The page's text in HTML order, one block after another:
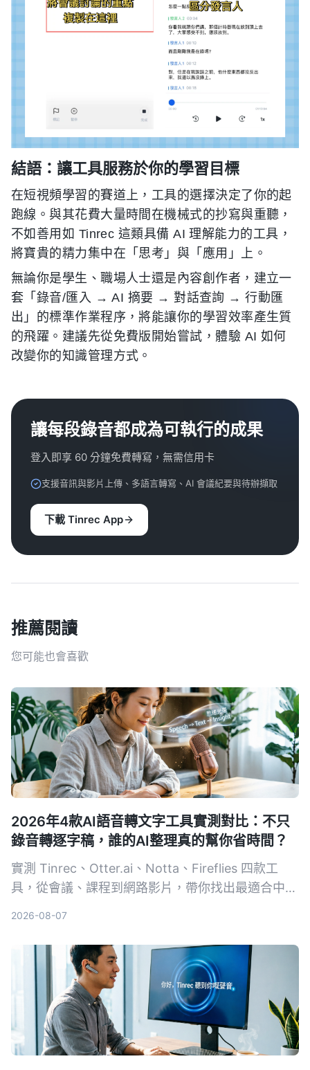
結語：讓工具服務於你的學習目標
在短視頻學習的賽道上，工具的選擇決定了你的起
跑線。與其花費大量時間在機械式的抄寫與重聽，
不如善用如 Tinrec 這類具備 AI 理解能力的工具，
將寶貴的精力集中在「思考」與「應用」上。
無論你是學生、職場人士還是內容創作者，建立一
套「錄音/匯入 → AI 摘要 → 對話查詢 → 行動匯
出」的標準作業程序，將能讓你的學習效率產生質
的飛躍。建議先從免費版開始嘗試，體驗 AI 如何
改變你的知識管理方式。
讓每段錄音都成為可執行的成果
登入即享 60 分鐘免費轉寫，無需信用卡
支援音訊與影片上傳、多語言轉寫、AI 會議紀要與待辦擷取
下載 Tinrec App
推薦閱讀
您可能也會喜歡
2026年4款AI語音轉文字工具實測對比：不只
錄音轉逐字稿，誰的AI整理真的幫你省時間？
實測 Tinrec、Otter.ai、Notta、Fireflies 四款工
具，從會議、課程到網路影片，帶你找出最適合中文
2026-08-07